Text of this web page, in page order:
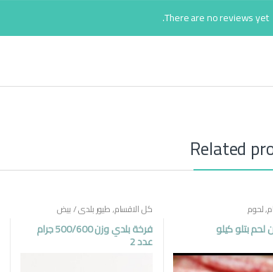
There are no reviews yet.
Related
,لحوم
بتلو كيلو
كل الاقسام,طيور بلدي / بيض
فرخة بلدي وزن 500/600 جرام
عدد 2